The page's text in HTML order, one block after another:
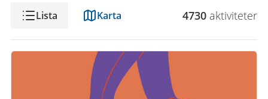
VisningLista Karta 4730 aktiviteter